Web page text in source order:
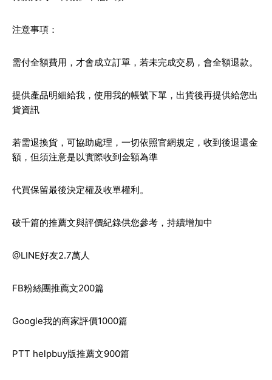
注意事項：
需付全額費用，才會成立訂單，若未完成交易，會全額退款。
提供產品明細給我，使用我的帳號下單，出貨後再提供給您出
貨資訊
若需退換貨，可協助處理，一切依照官網規定，收到後退還金
額，但須注意是以實際收到金額為準
代買保留最後決定權及收單權利。
破千篇的推薦文與評價紀錄供您參考，持續增加中
@LINE好友2.7萬人
FB粉絲團推薦文200篇
Google我的商家評價1000篇
PTT helpbuy版推薦文900篇